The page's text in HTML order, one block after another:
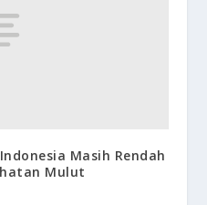
Masih Rendah
Mulut